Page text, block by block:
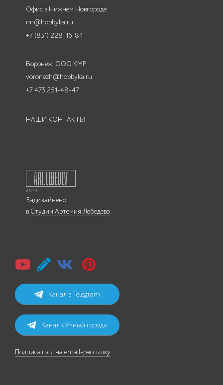
Офис в Нижнем Новгороде
nn@hobbyka.ru
+7 (831) 228-16-84
Воронеж: ООО КМР
voronezh@hobbyka.ru
+7 473 251-48-47
НАШИ КОНТАКТЫ
Задизайнено
в Студии Артемия Лебедева
Канал в Telegram
Канал «Умный город»
Подписаться на email-рассылку